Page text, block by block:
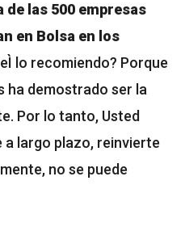
de las 500 empresas
en Bolsa en los
lo recomiendo? Porque
ha demostrado ser la
Por lo tanto, Usted
largo plazo, reinvierte
no se puede